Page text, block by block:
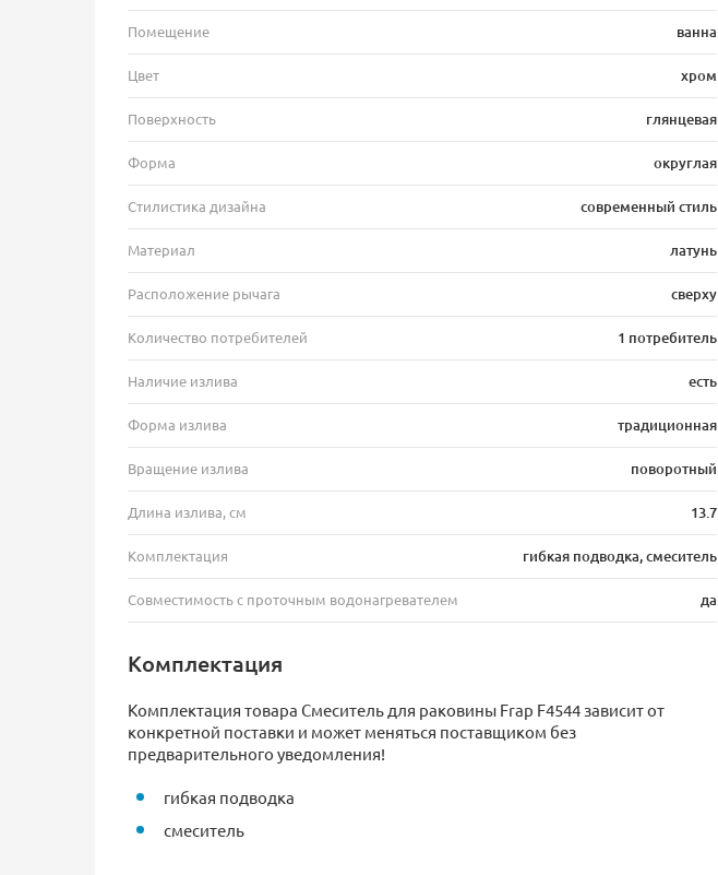
Помещение ванна
Цвет хром
Поверхность глянцевая
Форма округлая
Стилистика дизайна современный стиль
Материал латунь
Расположение рычага сверху
Количество потребителей 1 потребитель
Наличие излива есть
Форма излива традиционная
Вращение излива поворотный
Длина излива, см 13.7
Комплектация гибкая подводка, смеситель
Совместимость с проточным водонагревателем да
Комплектация
Комплектация товара Смеситель для раковины Frap F4544 зависит от
конкретной поставки и может меняться поставщиком без
предварительного уведомления!
гибкая подводка
смеситель